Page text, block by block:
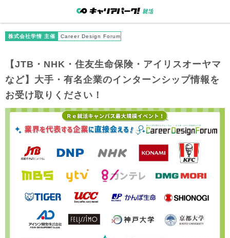
株式会社学情 主催 Career Design Forum
【JTB・NHK・住友生命保険・アイリスオーヤマ
など】大手・有名企業のインターンシップ情報を
お受け取りください！